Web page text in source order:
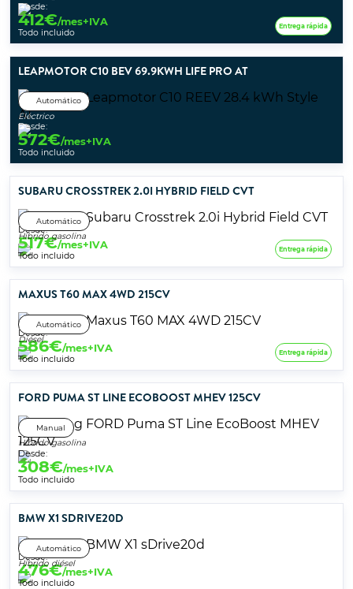
Desde:
412€/mes+IVA
Todo incluido
Entrega rápida
LEAPMOTOR C10 BEV 69.9KWH LIFE PRO AT
Automático
Eléctrico
Desde:
572€/mes+IVA
Todo incluido
SUBARU CROSSTREK 2.0I HYBRID FIELD CVT
Automático
Híbrido gasolina
Desde:
517€/mes+IVA
Todo incluido
Entrega rápida
MAXUS T60 MAX 4WD 215CV
Automático
Diésel
Desde:
586€/mes+IVA
Todo incluido
Entrega rápida
FORD PUMA ST LINE ECOBOOST MHEV 125CV
Manual
Híbrido gasolina
Desde:
308€/mes+IVA
Todo incluido
BMW X1 SDRIVE20D
Automático
Híbrido diésel
Desde:
476€/mes+IVA
Todo incluido